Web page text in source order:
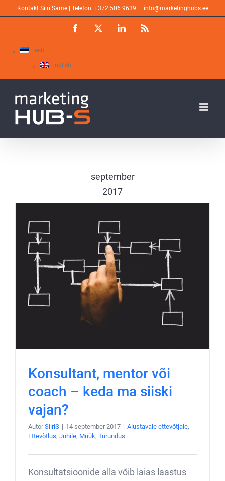
Kontakt Siiri Same | Telefon: +372 506 9639 info@marketinghubs.ee
Facebook LinkedInRss
Eesti
English
september
2017
Konsultant, mentor või
coach – keda ma siiski
vajan?
AutorSiiriS | 14 september 2017 | Alustavale ettevõtjale,
Ettevõtlus, Juhile, Müük, Turundus
Konsultatsioonide alla võib laias laastus